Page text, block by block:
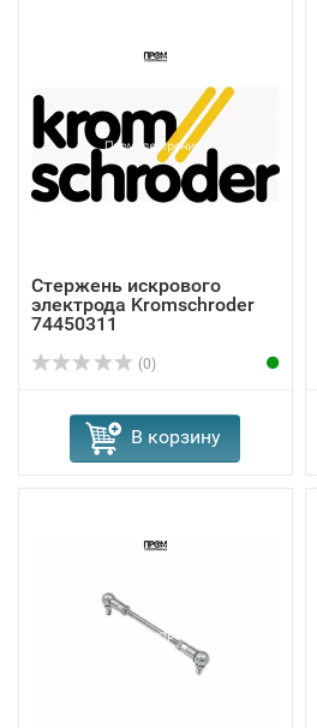
Стержень искрового
электрода Kromschroder
74450311
(0)
В корзину